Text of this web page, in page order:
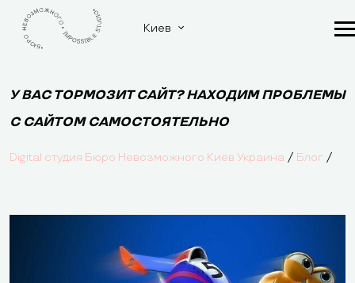
Киев
У ВАС ТОРМОЗИТ САЙТ? НАХОДИМ ПРОБЛЕМЫ
С САЙТОМ САМОСТОЯТЕЛЬНО
Digital студия Бюро Невозможного Киев Украина / Блог /